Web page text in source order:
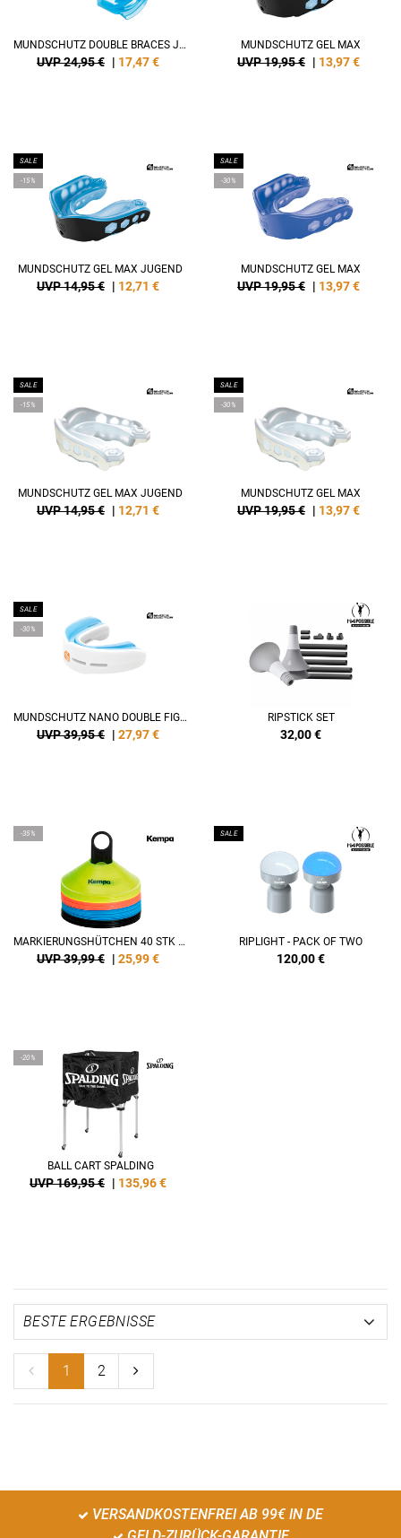
MUNDSCHUTZ DOUBLE BRACES JUGEND
UVP 24,95 € | 17,47€
MUNDSCHUTZ GEL MAX
UVP 19,95 € | 13,97€
SALE
-15%
MUNDSCHUTZ GEL MAX JUGEND
UVP 14,95 € | 12,71 €
SALE
-30%
MUNDSCHUTZ GEL MAX
UVP 19,95 € | 13,97€
SALE
-15%
MUNDSCHUTZ GEL MAX JUGEND
UVP 14,95 € | 12,71 €
SALE
-30%
MUNDSCHUTZ GEL MAX
UVP 19,95 € | 13,97€
SALE
-30%
MUNDSCHUTZ NANO DOUBLE FIGHT (YOUTH/AGE 10-)
UVP 39,95 € | 27,97€
RIPSTICK SET
32,00€
-35%
MARKIERUNGSHÜTCHEN 40 STK (10/FARBE)
UVP 39,99 € | 25,99€
SALE
RIPLIGHT - PACK OF TWO
120,00€
-20%
BALL CART SPALDING
UVP 169,95 € | 135,96€
1 2
VERSANDKOSTENFREI AB 99€ IN DE